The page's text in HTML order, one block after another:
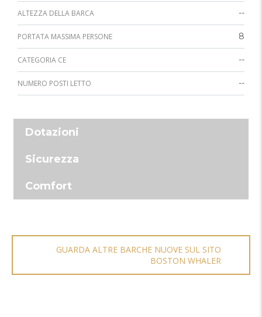
ALTEZZA DELLA BARCA --
PORTATA MASSIMA PERSONE 8
CATEGORIA CE --
NUMERO POSTI LETTO --
Dotazioni
Sicurezza
Comfort
GUARDA ALTRE BARCHE NUOVE SUL SITO
BOSTON WHALER